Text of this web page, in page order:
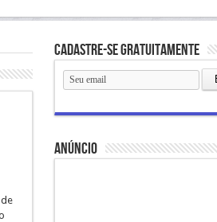
Cadastre-se gratuitamente
anúncio